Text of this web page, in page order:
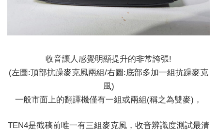
收音讓人感覺明顯提升的非常誇張!
(左圖:頂部抗躁麥克風兩組/右圖:底部多加一組抗躁麥克
風)
一般市面上的翻譯機僅有一組或兩組(稱之為雙麥)，
TEN4是截稿前唯一有三組麥克風，收音辨識度測試最清